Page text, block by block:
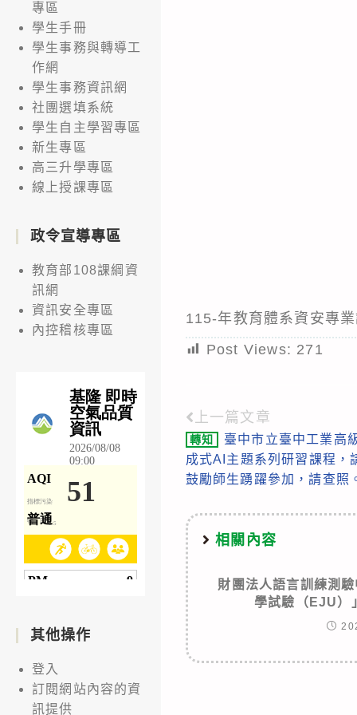
115-年教育體系資安專
Post Views: 271
Read
more
articles
上一篇文章
轉知
臺中市立臺中工業高
成式AI主題系列研習課程，
鼓勵師生踴躍參加，請查照
相關內容
財團法人語言訓練測
學試驗（EJU）
專區
學生手冊
學生事務與轉導工
作網
學生事務資訊網
社團選填系統
學生自主學習專區
新生專區
高三升學專區
線上授課專區
政令宣導專區
教育部108課綱資
訊網
資訊安全專區
內控稽核專區
其他操作
登入
訂閱網站內容的資
訊提供